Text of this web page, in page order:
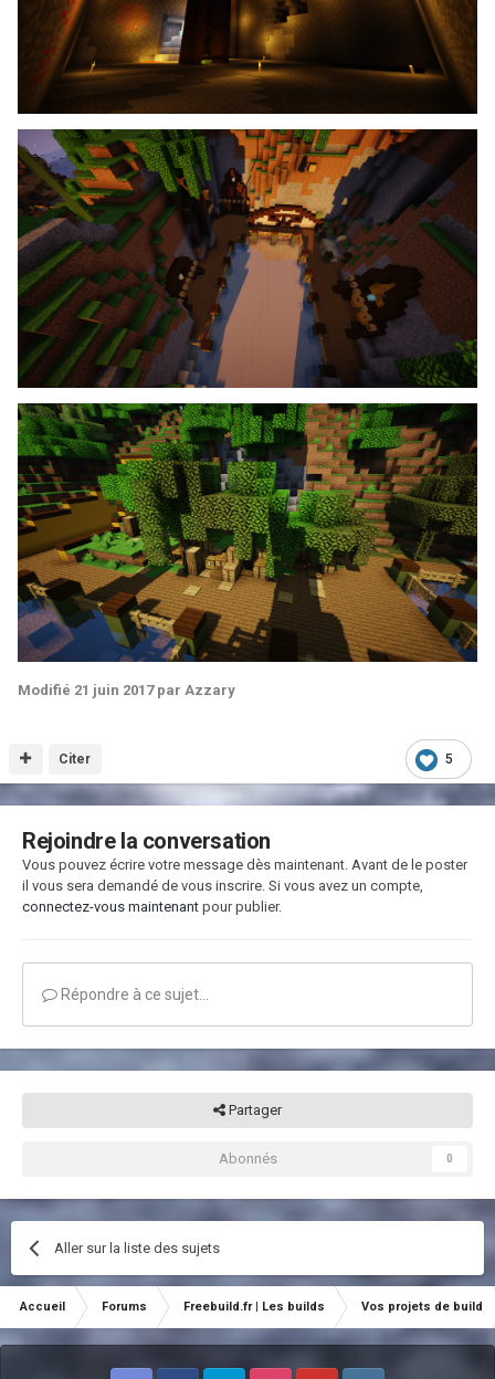
Modifié 21 juin 2017par Azzary
5
Citer
Rejoindre la conversation
Vous pouvez écrire votre message dès maintenant. Avant de le poster
il vous sera demandé de vous inscrire. Si vous avez un compte,
connectez-vous maintenant pour publier.
Répondre à ce sujet…
Partager
Abonnés 0
Aller sur la liste des sujets
Accueil Forums Freebuild.fr | Les builds Vos projets de build